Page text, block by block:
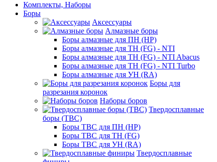
Комплекты, Наборы
Боры
Аксессуары
Алмазные боры
Боры алмазные для ПН (HP)
Боры алмазные для ТН (FG) - NTI
Боры алмазные для ТН (FG) - NTI Abacus
Боры алмазные для ТН (FG) - NTI Turbo
Боры алмазные для УН (RA)
Боры для
разрезания коронок
Наборы боров
Твердосплавные
боры (ТВС)
Боры ТВС для ПН (HP)
Боры ТВС для ТН (FG)
Боры ТВС для УН (RA)
Твердосплавные